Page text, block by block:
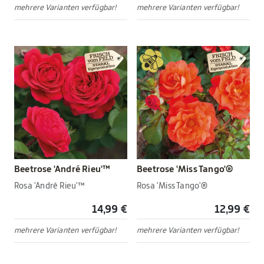
mehrere Varianten verfügbar! mehrere Varianten verfügbar!
Beetrose 'André Rieu'™
Rosa 'André Rieu'™
14,99 €
mehrere Varianten verfügbar!
Beetrose 'Miss Tango'®
Rosa 'Miss Tango'®
12,99 €
mehrere Varianten verfügbar!